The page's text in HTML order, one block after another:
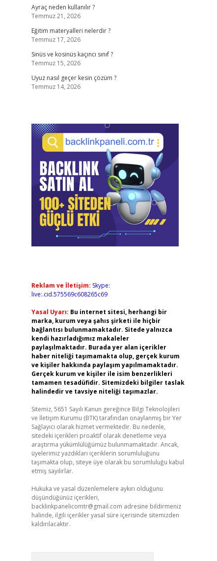
Ayraç neden kullanılır ?
Temmuz 21, 2026
Eğitim materyalleri nelerdir ?
Temmuz 17, 2026
Sinüs ve kosinüs kaçıncı sınıf ?
Temmuz 15, 2026
Uyuz nasıl geçer kesin çözüm ?
Temmuz 14, 2026
Reklam ve İletişim: Skype:
live:.cid.575569c608265c69
Yasal Uyarı: Bu internet sitesi, herhangi bir
marka, kurum veya şahıs şirketi ile hiçbir
bağlantısı bulunmamaktadır. Sitede yalnızca
kendi hazırladığımız makaleler
paylaşılmaktadır. Burada yer alan içerikler
haber niteliği taşımamakta olup, gerçek kurum
ve kişiler hakkında paylaşım yapılmamaktadır.
Gerçek kurum ve kişiler ile isim benzerlikleri
tamamen tesadüfidir. Sitemizdeki bilgiler taslak
halindedir ve tavsiye niteliği taşımazlar.
Sitemiz, 5651 Sayılı Kanun gereğince Bilgi Teknolojileri
ve İletişim Kurumu (BTK) tarafından onaylanmış bir Yer
Sağlayıcı olarak hizmet vermektedir. Bu nedenle,
sitedeki içerikleri proaktif olarak denetleme veya
araştırma yükümlülüğümüz bulunmamaktadır. Ancak,
üyelerimiz yazdıkları içeriklerin sorumluluğunu
taşımakta olup, siteye üye olarak bu sorumluluğu kabul
etmiş sayılırlar.
Hukuka ve yasal düzenlemelere aykırı olduğunu
düşündüğünüz içerikleri,
backlinkpanelicomtr@gmail.com adresine bildirmeniz
halinde, ilgili içerikler yasal süre içerisinde sitemizden
kaldırılacaktır.